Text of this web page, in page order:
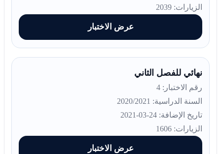
الزيارات: 2039
عرض الاختبار
نهائي للفصل الثاني
رقم الاختبار: 4
السنة الدراسية: 2020/2021
تاريخ الإضافة: 24-03-2021
الزيارات: 1606
عرض الاختبار